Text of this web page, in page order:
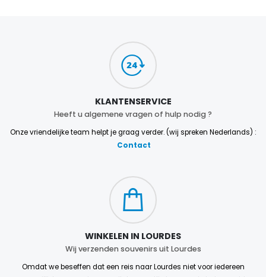
KLANTENSERVICE
Heeft u algemene vragen of hulp nodig ?
Onze vriendelijke team helpt je graag verder. (wij spreken Nederlands) :
Contact
WINKELEN IN LOURDES
Wij verzenden souvenirs uit Lourdes
Omdat we beseffen dat een reis naar Lourdes niet voor iedereen